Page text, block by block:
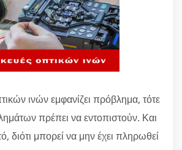
ινών εμφανίζει πρόβλημα, τότε
πρέπει να εντοπιστούν. Και
διότι μπορεί να μην έχει πληρωθεί